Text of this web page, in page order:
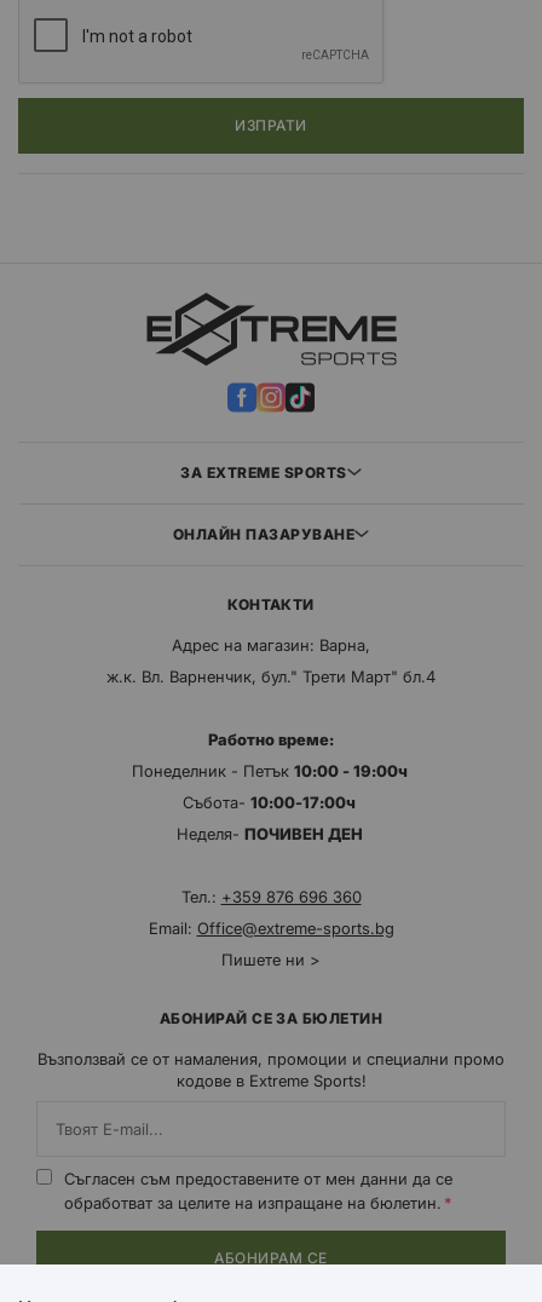
ИЗПРАТИ
ЗА EXTREME SPORTS
ОНЛАЙН ПАЗАРУВАНЕ
КОНТАКТИ
Адрес на магазин: Варна,
ж.к. Вл. Варненчик, бул." Трети Март" бл.4
Работно време:
Понеделник - Петък 10:00 - 19:00ч
Събота- 10:00-17:00ч
Неделя- ПОЧИВЕН ДЕН
Тел.: +359 876 696 360
Email: Office@extreme-sports.bg
Пишете ни >
АБОНИРАЙ СЕ ЗА БЮЛЕТИН
Възползвай се от намаления, промоции и специални промо
кодове в Extreme Sports!
Съгласен съм предоставените от мен данни да се
обработват за целите на изпращане на бюлетин.
АБОНИРАМ СЕ